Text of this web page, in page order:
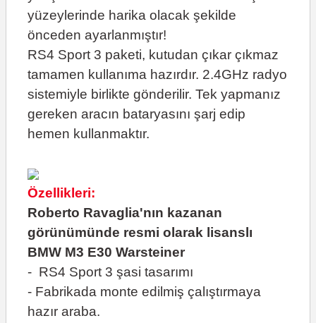
yüzeylerinde harika olacak şekilde
önceden ayarlanmıştır!
RS4 Sport 3 paketi, kutudan çıkar çıkmaz
tamamen kullanıma hazırdır. 2.4GHz radyo
sistemiyle birlikte gönderilir. Tek yapmanız
gereken aracın bataryasını şarj edip
hemen kullanmaktır.
Özellikleri:
Roberto Ravaglia'nın kazanan
görünümünde resmi olarak lisanslı
BMW M3 E30 Warsteiner
- RS4 Sport 3 şasi tasarımı
- Fabrikada monte edilmiş çalıştırmaya
hazır araba.